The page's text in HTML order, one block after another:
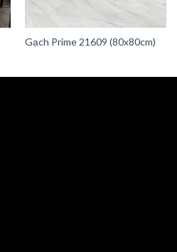
Gạch Prime 21609 (80x80cm)